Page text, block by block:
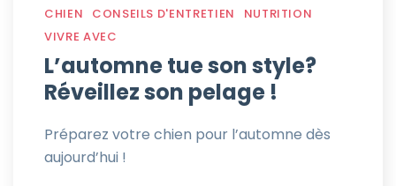
CHIEN
CONSEILS D'ENTRETIEN
NUTRITION
VIVRE AVEC
L’automne tue son style?
Réveillez son pelage !
Préparez votre chien pour l’automne dès
aujourd’hui !